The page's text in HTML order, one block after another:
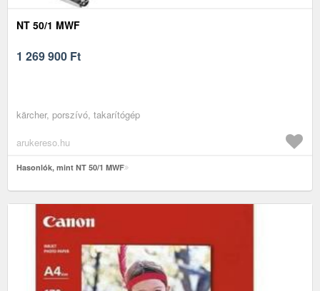
NT 50/1 MWF
1 269 900 Ft
kärcher, porszívó, takarítógép
arukereso.hu
Hasonlók, mint NT 50/1 MWF